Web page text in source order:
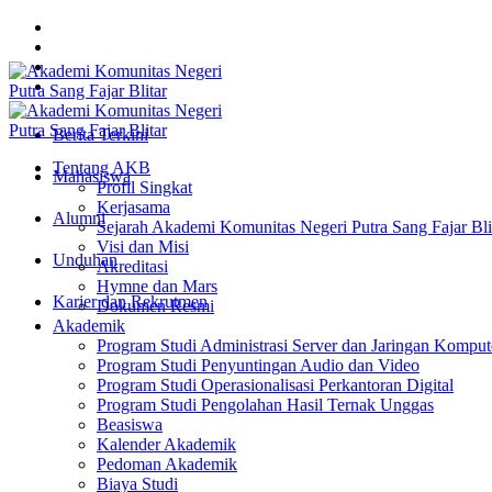
Berita Terkini
Mahasiswa
Alumni
Unduhan
Karier dan Rekrutmen
Tentang AKB
Profil Singkat
Kerjasama
Sejarah Akademi Komunitas Negeri Putra Sang Fajar
Visi dan Misi
Akreditasi
Hymne dan Mars
Dokumen Resmi
Akademik
Program Studi Administrasi Server dan Jaringan
Program Studi Penyuntingan Audio dan Video
Program Studi Operasionalisasi Perkantoran Digital
Program Studi Pengolahan Hasil Ternak Unggas
Beasiswa
Kalender Akademik
Pedoman Akademik
Biaya Studi